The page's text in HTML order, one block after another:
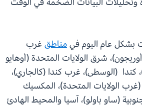
بشكل عام اليوم فيمناطق غرب
شرق الولايات المتحدة ‏(أوهايو
كندا ‏ (الوسطى)، غرب كندا ‏(كالجاري)،
AWS GovCloud (غرب الولايات المتحدة)، المكسيك
‏(ساو باولو)، آسيا والمحيط الهادئ